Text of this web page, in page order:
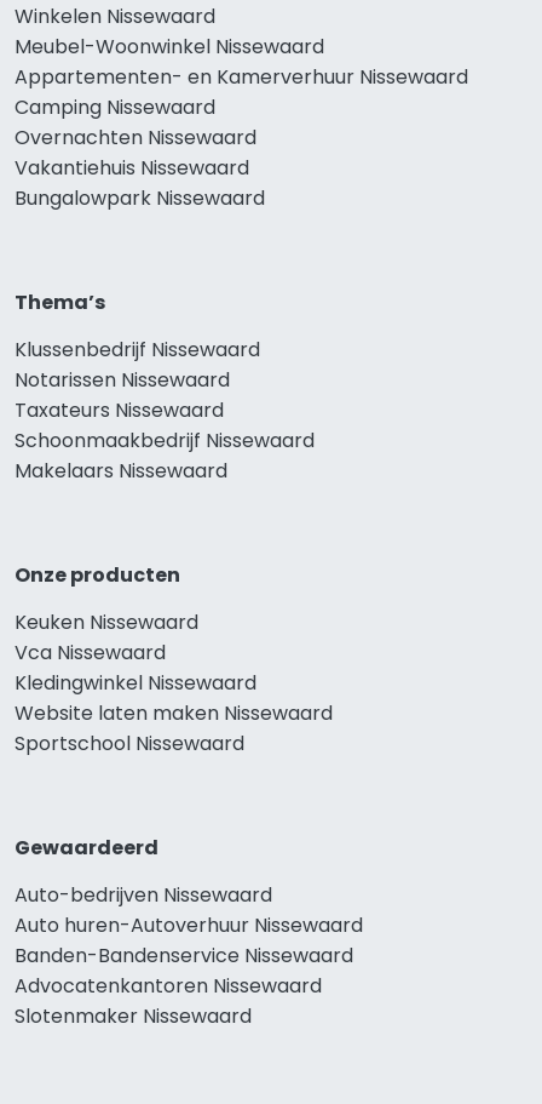
Winkelen Nissewaard
Meubel-Woonwinkel Nissewaard
Appartementen- en Kamerverhuur Nissewaard
Camping Nissewaard
Overnachten Nissewaard
Vakantiehuis Nissewaard
Bungalowpark Nissewaard
Thema’s
Klussenbedrijf Nissewaard
Notarissen Nissewaard
Taxateurs Nissewaard
Schoonmaakbedrijf Nissewaard
Makelaars Nissewaard
Onze producten
Keuken Nissewaard
Vca Nissewaard
Kledingwinkel Nissewaard
Website laten maken Nissewaard
Sportschool Nissewaard
Gewaardeerd
Auto-bedrijven Nissewaard
Auto huren-Autoverhuur Nissewaard
Banden-Bandenservice Nissewaard
Advocatenkantoren Nissewaard
Slotenmaker Nissewaard